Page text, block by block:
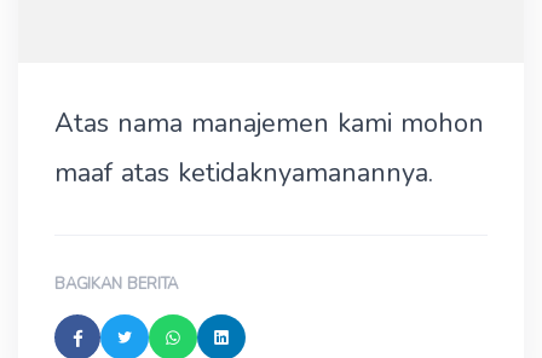
Atas nama manajemen kami mohon
maaf atas ketidaknyamanannya.
BAGIKAN BERITA